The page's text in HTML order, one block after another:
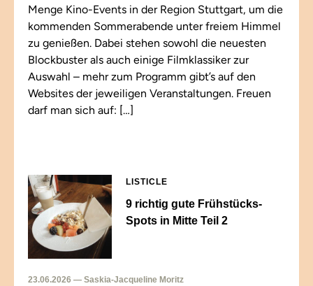
Menge Kino-Events in der Region Stuttgart, um die
kommenden Sommerabende unter freiem Himmel
zu genießen. Dabei stehen sowohl die neuesten
Blockbuster als auch einige Filmklassiker zur
Auswahl – mehr zum Programm gibt’s auf den
Websites der jeweiligen Veranstaltungen. Freuen
darf man sich auf: […]
LISTICLE
9 richtig gute Frühstücks-
Spots in Mitte Teil 2
23.06.2026 — Saskia-Jacqueline Moritz